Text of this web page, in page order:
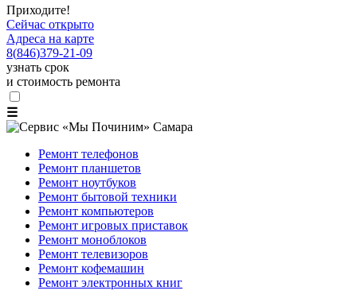
Приходите!
Сейчас открыто
Адреса на карте
8(846)379-21-09
узнать срок
и стоимость ремонта
☰
Ремонт телефонов
Ремонт планшетов
Ремонт ноутбуков
Ремонт бытовой техники
Ремонт компьютеров
Ремонт игровых приставок
Ремонт моноблоков
Ремонт телевизоров
Ремонт кофемашин
Ремонт электронных книг